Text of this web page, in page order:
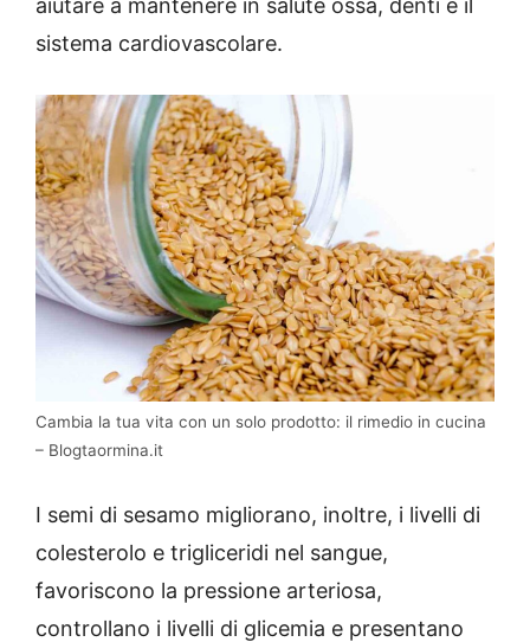
aiutare a mantenere in salute ossa, denti e il
sistema cardiovascolare.
Cambia la tua vita con un solo prodotto: il rimedio in cucina
– Blogtaormina.it
I semi di sesamo migliorano, inoltre, i livelli di
colesterolo e trigliceridi nel sangue,
favoriscono la pressione arteriosa,
controllano i livelli di glicemia e presentano